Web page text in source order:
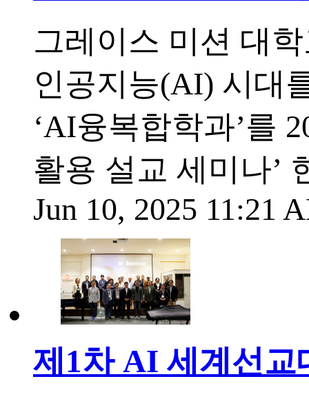
그레이스 미션 대
인공지능(AI) 시대
‘AI융복합학과’를
활용 설교 세미나’
Jun 10, 2025 11:21
제1차 AI 세계선교